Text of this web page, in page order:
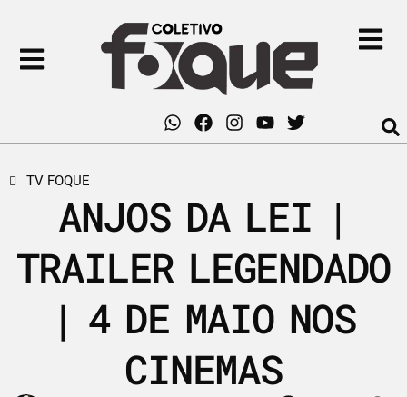
TV FOQUE
ANJOS DA LEI |
TRAILER LEGENDADO
| 4 DE MAIO NOS
CINEMAS